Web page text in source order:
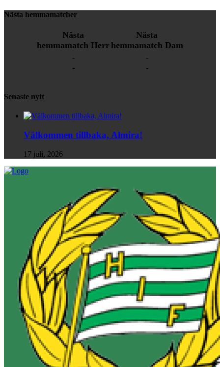
Nästa hemmamatcher
Nästa
hemmamatch Herr
-
-
Nästa
hemmamatch Dam
-
-
Senaste nytt
Välkommen tillbaka, Almira!
17 juli, 2026